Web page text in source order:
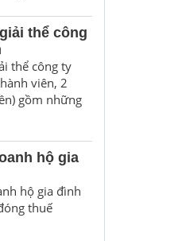
thể công
thể công ty
viên, 2
gồm những
hộ gia
hộ gia đình
thuế